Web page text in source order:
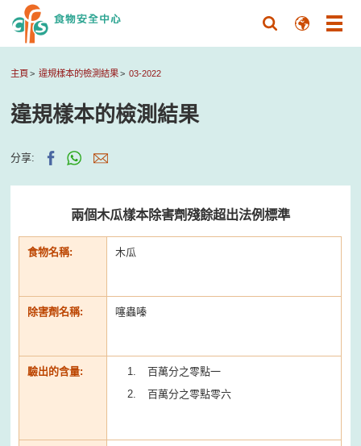
主頁 違規樣本的檢測結果 03-2022
違規樣本的檢測結果
分享:
兩個木瓜樣本除害劑殘餘超出法例標準
食物名稱: 木瓜
除害劑名稱: 噻蟲嗪
驗出的含量:
百萬分之零點一
百萬分之零點零六